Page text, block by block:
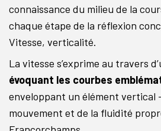
connaissance du milieu de la
chaque étape de la réflexion
Vitesse, verticalité.
La vitesse s’exprime au travers
évoquant les courbes
enveloppant un élément vertical
mouvement et de la fluidité